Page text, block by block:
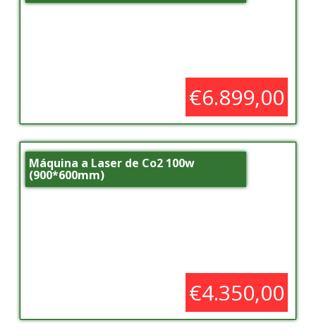
€6.899,00
Máquina a Laser de Co2 100w
(900*600mm)
€4.350,00